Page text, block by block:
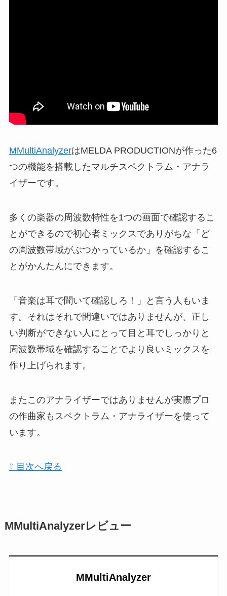
MMultiAnalyzerはMELDA PRODUCTIONが作った6
つの機能を搭載したマルチスペクトラム・アナラ
イザーです。
多くの楽器の周波数特性を1つの画面で確認するこ
とができるので初心者ミックスでありがちな「ど
の周波数帯域がぶつかっているか」を確認するこ
とがかんたんにできます。
「音楽は耳で聞いて確認しろ！」と言う人もいま
す。それはそれで間違いではありませんが、正し
い判断ができない人にとって目と耳でしっかりと
周波数帯域を確認することでより良いミックスを
作り上げられます。
またこのアナライザーではありませんが実際プロ
の作曲家もスペクトラム・アナライザーを使って
います。
⇧ 目次へ戻る
MMultiAnalyzerレビュー
MMultiAnalyzer